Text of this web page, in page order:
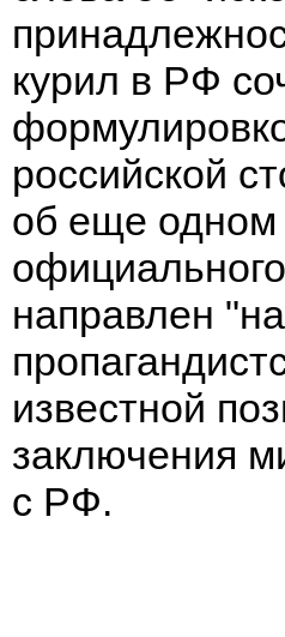
курил в РФ
российской
об еще одном
направлен "на
известной
заключения
с РФ.